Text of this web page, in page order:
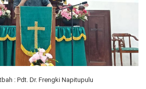
: Pdt. Dr. Frengki Napitupulu